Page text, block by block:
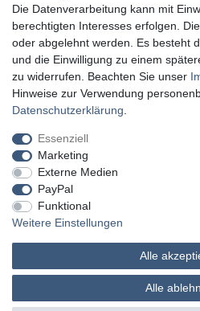
MATHES Werkzeuge
Die Datenverarbeitung kann mit
berechtigten Interesses erfolgen.
oder abgelehnt werden. Es besteht
und die Einwilligung zu einem
zu widerrufen. Beachten Sie unser
Hinweise zur Verwendung
Daten­schutz­erklärung
Essenziell
Marketing
Externe Medien
PayPal
Funktional
Weitere Einstellungen
Alle
Alle